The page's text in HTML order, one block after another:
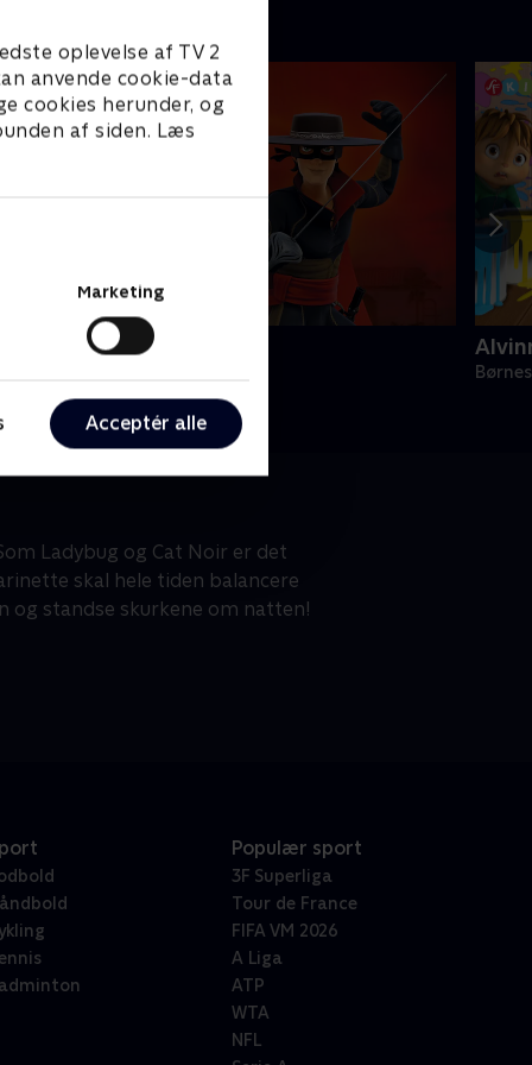
oplevelse af TV 2
anvende cookie-data
cookies herunder, og
af siden. Læs
Marketing
Acceptér alle
Zorro the Chronicles
Ladybug og Cat Noir er det
skal hele tiden balancere
og standse skurkene om natten!
Populær sport
3F Superliga
Tour de France
FIFA VM 2026
A Liga
ATP
WTA
NFL